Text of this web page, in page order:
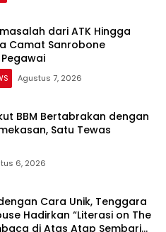
dari ATK Hingga
Camat Sanrobone
Agustus 7, 2026
BBM Bertabrakan dengan
Satu Tewas
6, 2026
Cara Unik, Tenggara
Hadirkan “Literasi on The
di Atas Atap Sembari